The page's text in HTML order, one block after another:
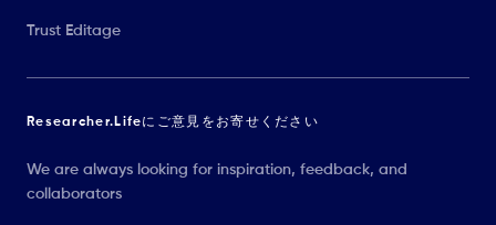
Trust Editage
Researcher.Lifeにご意見をお寄せください
We are always looking for inspiration, feedback, and
collaborators